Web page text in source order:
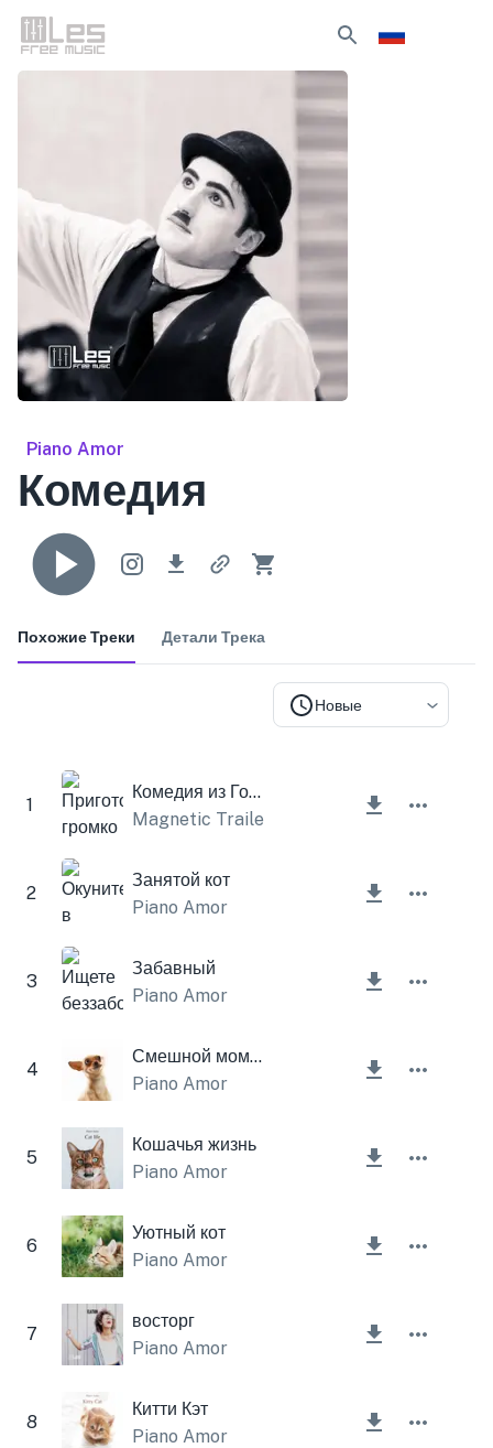
Piano Amor
Комедия
Похожие Треки Детали Трека
Новые
1
Комедия из Голливуда
Magnetic Trailer
2
Занятой кот
Piano Amor
3
Забавный
Piano Amor
4
Смешной момент
Piano Amor
5
Кошачья жизнь
Piano Amor
6
Уютный кот
Piano Amor
7
восторг
Piano Amor
8
Китти Кэт
Piano Amor